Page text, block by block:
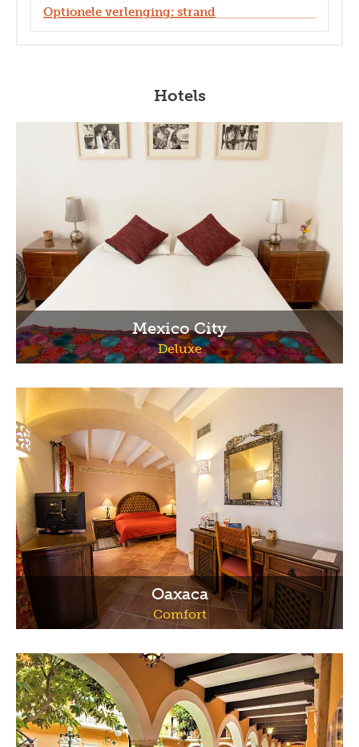
Optionele verlenging: strand
Hotels
Mexico City
Deluxe
Oaxaca
Comfort